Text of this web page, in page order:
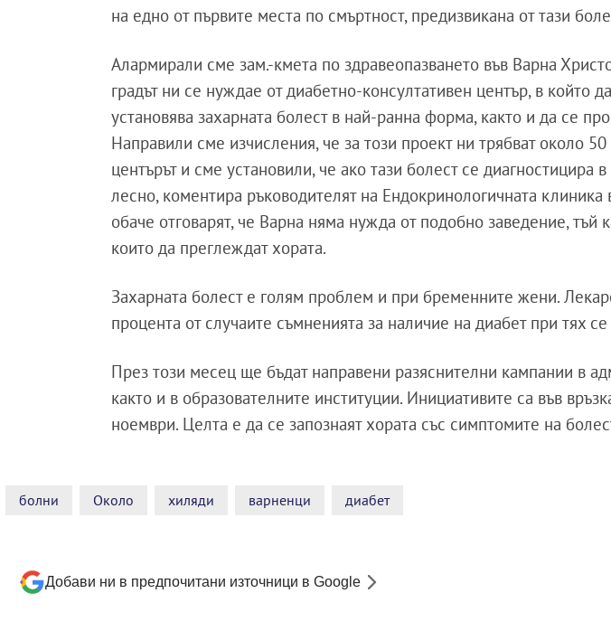
на едно от първите места по смъртност, предизвикана от тази
Алармирали сме зам.-кмета по здравеопазването във Варна
градът ни се нуждае от диабетно-консултативен център, в който
установява захарната болест в най-ранна форма, както и да се
Направили сме изчисления, че за този проект ни трябват около
центърът и сме установили, че ако тази болест се диагностицира
лесно, коментира ръководителят на Ендокринологичната
обаче отговарят, че Варна няма нужда от подобно заведение, тъй
които да преглеждат хората.
Захарната болест е голям проблем и при бременните жени.
процента от случаите съмненията за наличие на диабет при тях
През този месец ще бъдат направени разяснителни кампании в
както и в образователните институции. Инициативите са във
ноември. Целта е да се запознаят хората със симптомите на
болни Около хиляди варненци диабет
Добави ни в предпочитани източници в Google